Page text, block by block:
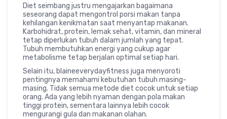
Diet seimbang justru mengajarkan bagaimana
seseorang dapat mengontrol porsi makan tanpa
kehilangan kenikmatan saat menyantap makanan.
Karbohidrat, protein, lemak sehat, vitamin, dan mineral
tetap diperlukan tubuh dalam jumlah yang tepat.
Tubuh membutuhkan energi yang cukup agar
metabolisme tetap berjalan optimal setiap hari.
Selain itu, blaineeverydayfitness juga menyoroti
pentingnya memahami kebutuhan tubuh masing-
masing. Tidak semua metode diet cocok untuk setiap
orang. Ada yang lebih nyaman dengan pola makan
tinggi protein, sementara lainnya lebih cocok
mengurangi gula dan makanan olahan.